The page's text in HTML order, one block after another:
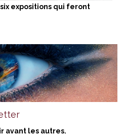
expositions qui feront
avant les autres.